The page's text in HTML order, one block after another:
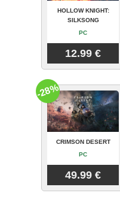
HOLLOW KNIGHT:
SILKSONG
PC
12.99 €
CRIMSON DESERT
PC
49.99 €
-28%